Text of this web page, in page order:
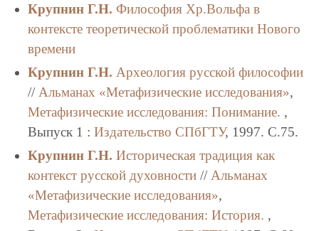
Крупнин Г.Н. Философия Хр.Вольфа в
контексте теоретической проблематики Нового
времени
Крупнин Г.Н. Археология русской философии
// Альманах «Метафизические исследования»,
Метафизические исследования: Понимание. ,
Выпуск 1 : Издательство СПбГТУ, 1997. C.75.
Крупнин Г.Н. Историческая традиция как
контекст русской духовности// Альманах
«Метафизические исследования»,
Метафизические исследования: История. ,